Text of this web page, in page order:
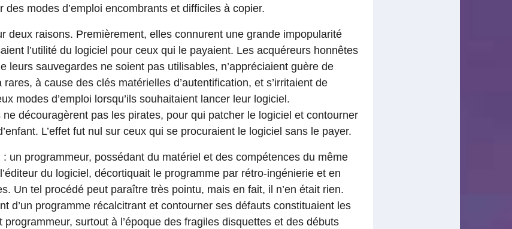
modes d’emploi encombrants et difficiles à copier.
deux raisons. Premièrement, elles connurent une grande impopularité
l’utilité du logiciel pour ceux qui le payaient. Les acquéreurs honnêtes
leurs sauvegardes ne soient pas utilisables, n’appréciaient guère de
à cause des clés matérielles d’autentification, et s’irritaient de
modes d’emploi lorsqu’ils souhaitaient lancer leur logiciel.
découragèrent pas les pirates, pour qui patcher le logiciel et contourner
L’effet fut nul sur ceux qui se procuraient le logiciel sans le payer.
un programmeur, possédant du matériel et des compétences du même
du logiciel, décortiquait le programme par rétro-ingénierie et en
Un tel procédé peut paraître très pointu, mais en fait, il n’en était rien.
d’un programme récalcitrant et contourner ses défauts constituaient les
surtout à l’époque des fragiles disquettes et des débuts